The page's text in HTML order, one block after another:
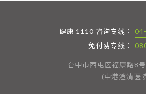
健康 1110 咨询专线：
免付费专线：
台中市西屯区福康路8
(中港澄清医